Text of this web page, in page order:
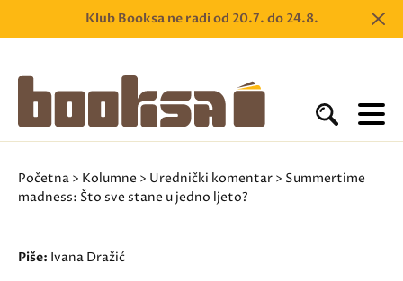
Klub Booksa ne radi od 20.7. do 24.8.
Početna > Kolumne > Urednički komentar > Summertime
madness: Što sve stane u jedno ljeto?
Piše: Ivana Dražić